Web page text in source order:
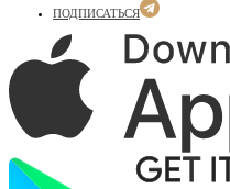
ПОДПИСАТЬСЯ